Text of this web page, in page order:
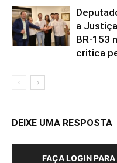
a
BR-153
critica
DEIXE UMA RESPOSTA
FAÇA LOGIN